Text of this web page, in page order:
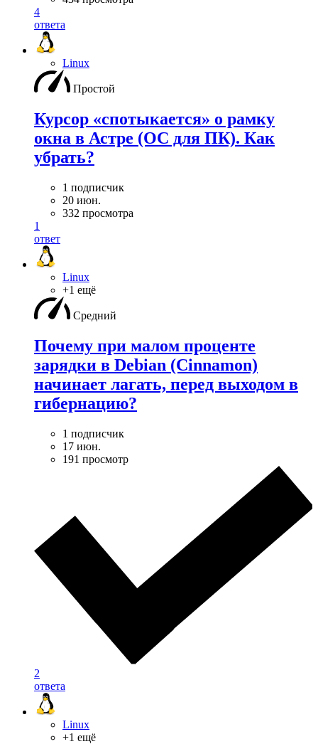
4
ответа
Linux
Простой
Курсор «спотыкается» о рамку
окна в Астре (ОС для ПК). Как
убрать?
1 подписчик
20 июн.
332 просмотра
1
ответ
Linux
+1 ещё
Средний
Почему при малом проценте
зарядки в Debian (Cinnamon)
начинает лагать, перед выходом в
гибернацию?
1 подписчик
17 июн.
191 просмотр
2
ответа
Linux
+1 ещё